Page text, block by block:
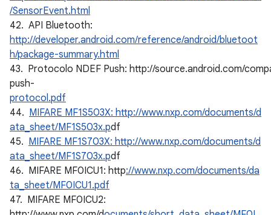
/SensorEvent.html
42. API Bluetooth:
http://developer.android.com/reference/android/bluetoot
h/package-summary.html
43. Protocolo NDEF Push: http://source.android.com/
push-
protocol.pdf
44. MIFARE MF1S503X: http://www.nxp.com/documents/d
ata_sheet/MF1S503x.pdf
45. MIFARE MF1S703X: http://www.nxp.com/documents/d
ata_sheet/MF1S703x.pdf
46. MIFARE MF0ICU1: http://www.nxp.com/documents/da
ta_sheet/MF0ICU1.pdf
47. MIFARE MF0ICU2: